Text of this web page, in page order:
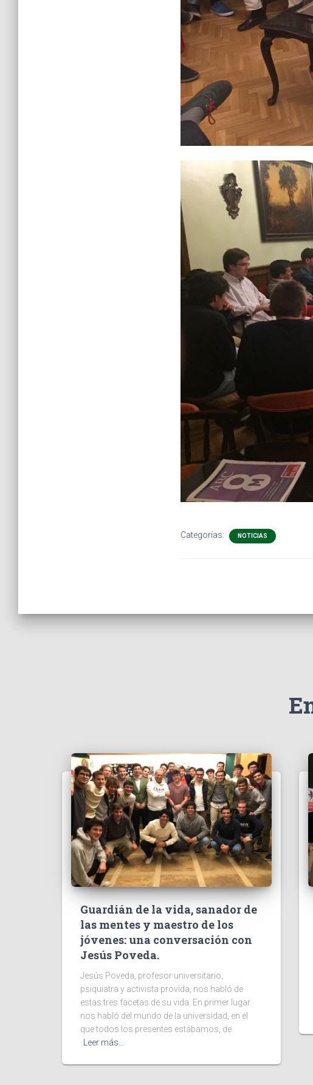
Categorías: NOTICIAS
Guardián de la vida, sanador de
las mentes y maestro de los
jóvenes: una conversación con
Jesús Poveda.
Jesús Poveda, profesor universitario,
psiquiatra y activista provida, nos habló de
estas tres facetas de su vida. En primer lugar
nos habló del mundo de la universidad, en el
que todos los presentes estábamos, de
Leer más…